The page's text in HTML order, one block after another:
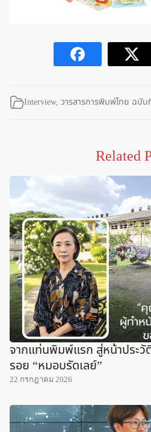
Interview, วารสารการพิมพ์ไทย ฉบับ
Related
จากแท่นพิมพ์แรก สู่หน้าประ
รอย “หมอบรัดเลย์”
22 กรกฎาคม 2026